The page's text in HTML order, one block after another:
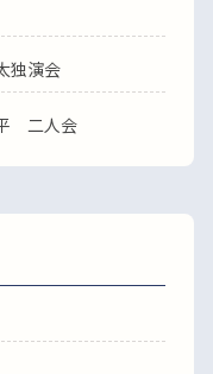
独演会
二人会